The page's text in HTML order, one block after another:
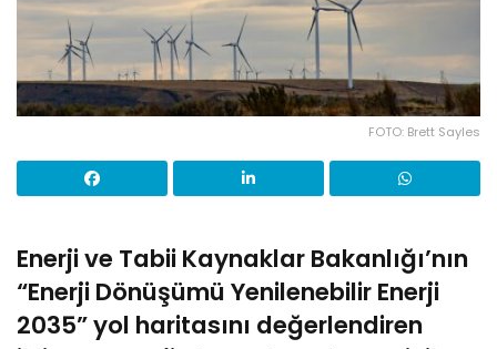
FOTO: Brett Sayles
Enerji ve Tabii Kaynaklar Bakanlığı’nın
“Enerji Dönüşümü Yenilenebilir Enerji
2035” yol haritasını değerlendiren